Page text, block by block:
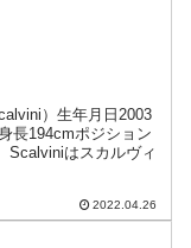
）生年月日2003
長194cmポジション
Scalviniはスカルヴィ
2022.04.26